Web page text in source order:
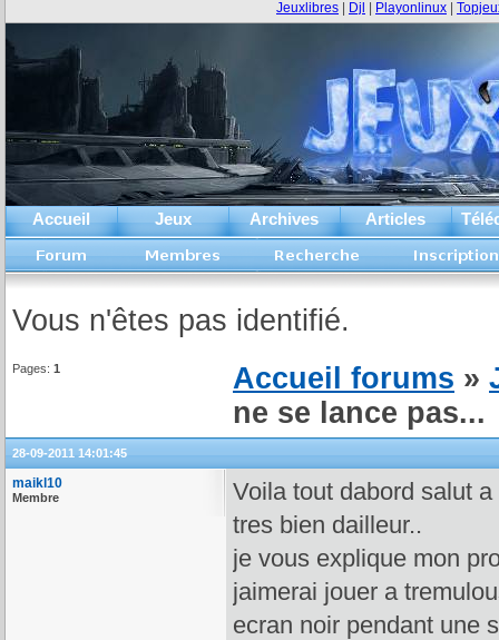
Accueil Jeux Archives Articles
Jeuxlibres Djl Playonlinux
Vous n'êtes pas identifié.
Pages: 1 Accueil forums »
ne se lance pas...
28-09-2011 14:01:45
maikl10
Membre
Voila tout dabord salut
tres bien dailleur..
je vous explique mon
jaimerai jouer a
ecran noir pendant une